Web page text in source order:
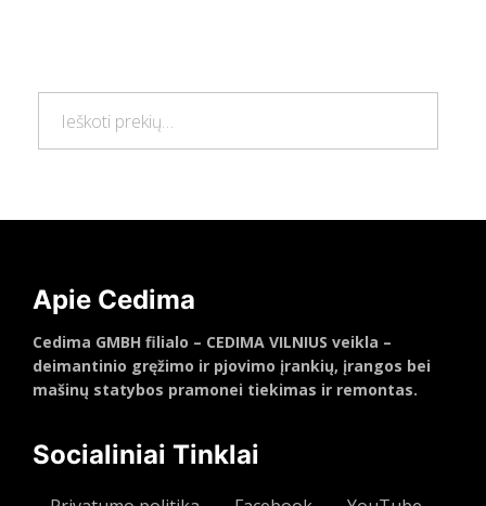
Apie Cedima
Cedima GMBH filialo – CEDIMA VILNIUS veikla –
deimantinio gręžimo ir pjovimo įrankių, įrangos bei
mašinų statybos pramonei tiekimas ir remontas.
Socialiniai Tinklai